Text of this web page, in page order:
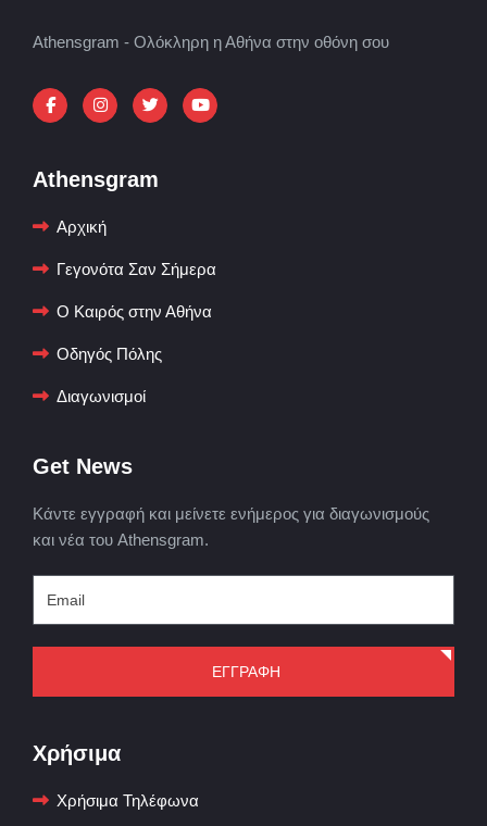
Athensgram - Ολόκληρη η Αθήνα στην οθόνη σου
Athensgram
Αρχική
Γεγονότα Σαν Σήμερα
Ο Καιρός στην Αθήνα
Οδηγός Πόλης
Διαγωνισμοί
Get News
Κάντε εγγραφή και μείνετε ενήμερος για διαγωνισμούς
και νέα του Athensgram.
ΕΓΓΡΑΦΗ
Χρήσιμα
Χρήσιμα Τηλέφωνα